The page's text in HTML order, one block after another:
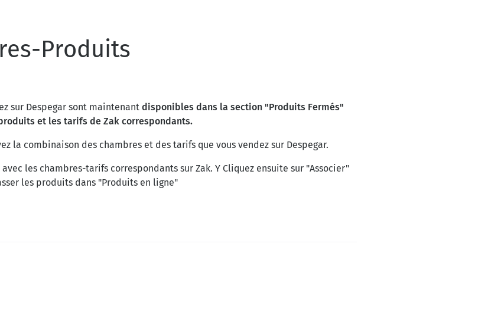
Produits
sur Despegar sont maintenant disponibles dans la section "Produits Fermés"
et les tarifs de Zak correspondants.
la combinaison des chambres et des tarifs que vous vendez sur Despegar.
les chambres-tarifs correspondants sur Zak. Y Cliquez ensuite sur "Associer"
les produits dans "Produits en ligne"